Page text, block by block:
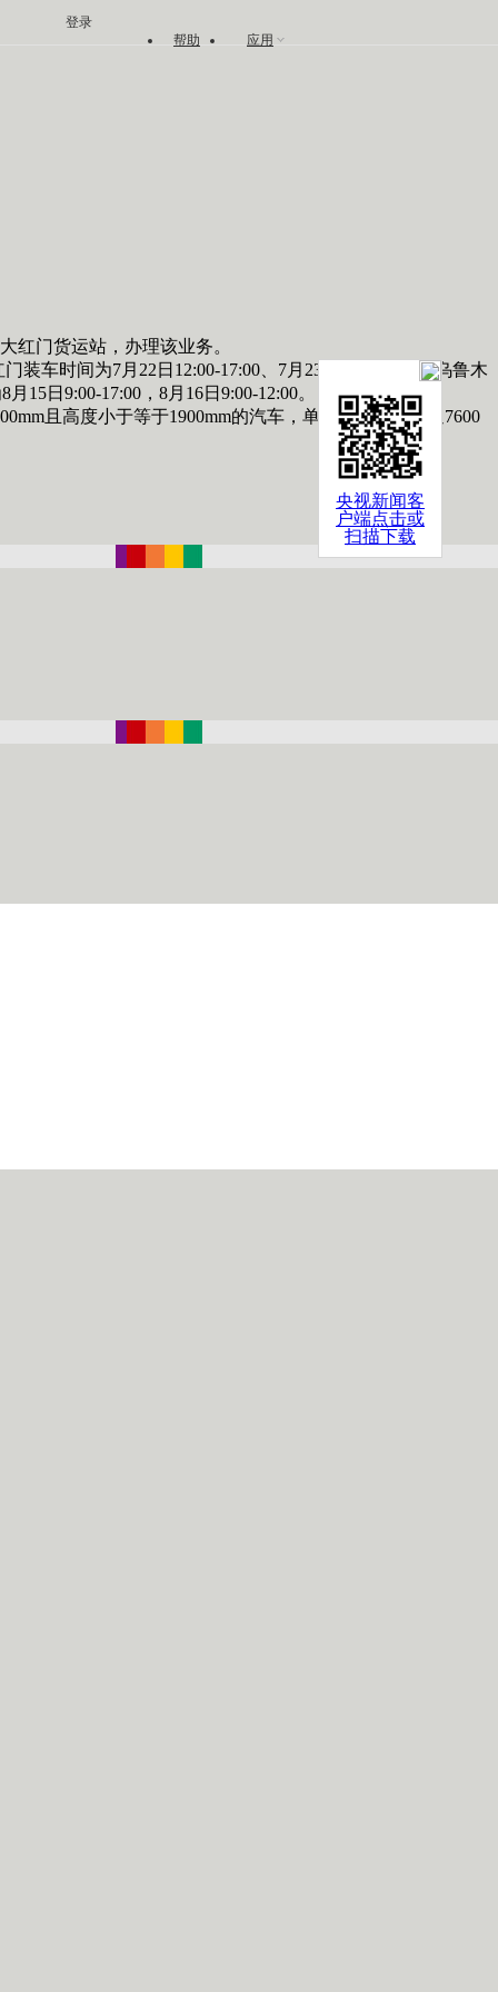
央视新闻客
户端点击或
扫描下载
帮助 应用
登录
门货运站，办理该业务。
车时间为7月22日12:00-17:00、7月23日8:00-17:00，乌鲁木
15日9:00-17:00，8月16日9:00-12:00。
且高度小于等于1900mm的汽车，单程4200元；往返7600